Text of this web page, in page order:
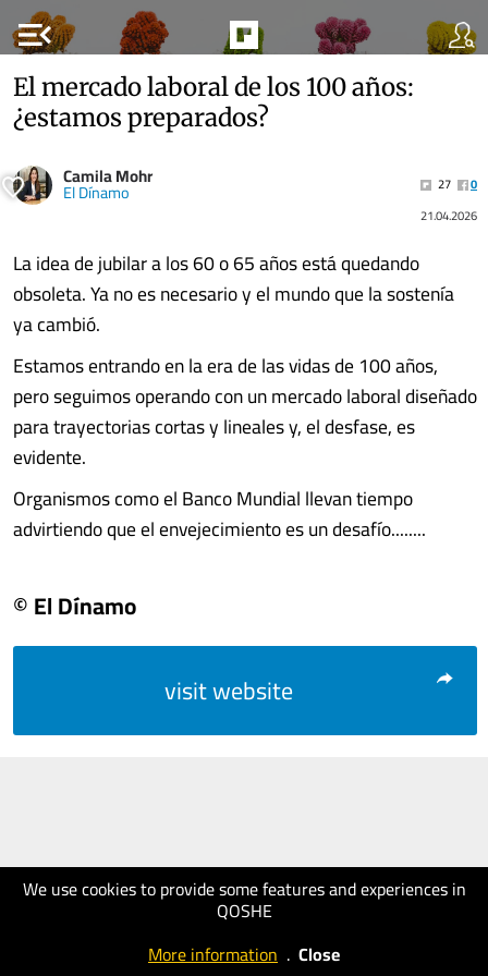
menu_open
We use cookies to provide some features and experiences in
QOSHE
More information . Close
El mercado laboral de los 100 años:
¿estamos preparados?
Camila Mohr
El Dínamo 27
0
21.04.2026
La idea de jubilar a los 60 o 65 años está quedando
obsoleta. Ya no es necesario y el mundo que la sostenía
ya cambió.
Estamos entrando en la era de las vidas de 100 años,
pero seguimos operando con un mercado laboral diseñado
para trayectorias cortas y lineales y, el desfase, es
evidente.
Organismos como el Banco Mundial llevan tiempo
advirtiendo que el envejecimiento es un desafío........
© El Dínamo
visit website